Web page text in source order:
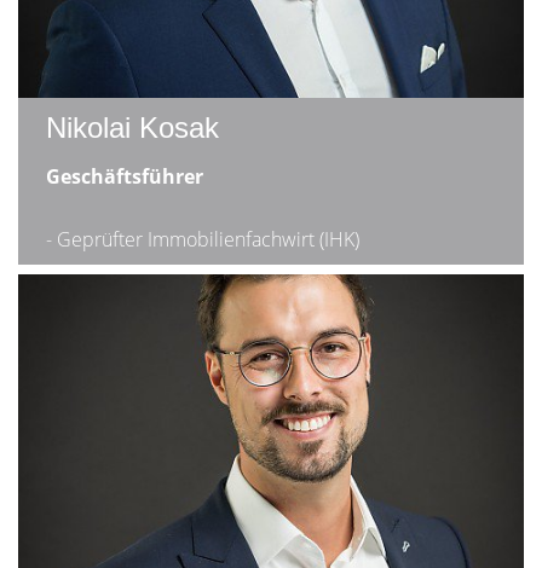
Nikolai Kosak
Geschäftsführer
- Geprüfter Immobilienfachwirt (IHK)